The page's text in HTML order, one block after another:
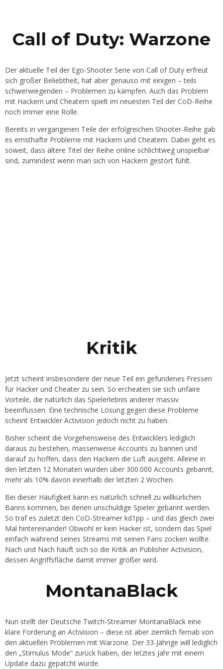
Call of Duty: Warzone
Der aktuelle Teil der Ego-Shooter Serie von Call of Duty erfreut
sich großer Beliebtheit, hat aber genauso mit einigen – teils
schwerwiegenden – Problemen zu kämpfen. Auch das Problem
mit Hackern und Cheatern spielt im neuesten Teil der CoD-Reihe
noch immer eine Rolle.
Bereits in vergangenen Teile der erfolgreichen Shooter-Reihe gab
es ernsthafte Probleme mit Hackern und Cheatern. Dabei geht es
soweit, dass ältere Titel der Reihe online schlichtweg unspielbar
sind, zumindest wenn man sich von Hackern gestört fühlt.
Kritik
Jetzt scheint insbesondere der neue Teil ein gefundenes Fressen
für Hacker und Cheater zu sein. So ercheaten sie sich unfaire
Vorteile, die natürlich das Spielerlebnis anderer massiv
beeinflussen. Eine technische Lösung gegen diese Probleme
scheint Entwickler Activision jedoch nicht zu haben.
Bisher scheint die Vorgehensweise des Entwicklers lediglich
daraus zu bestehen, massenweise Accounts zu bannen und
darauf zu hoffen, dass den Hackern die Luft ausgeht. Alleine in
den letzten 12 Monaten wurden über 300.000 Accounts gebannt,
mehr als 10% davon innerhalb der letzten 2 Wochen.
Bei dieser Häufigkeit kann es natürlich schnell zu willkürlichen
Banns kommen, bei denen unschuldige Spieler gebannt werden.
So traf es zuletzt den CoD-Streamer kd1pp – und das gleich zwei
Mal hintereinander! Obwohl er kein Hacker ist, sondern das Spiel
einfach während seines Streams mit seinen Fans zocken wollte.
Nach und Nach häuft sich so die Kritik an Publisher Activision,
dessen Angriffsfläche damit immer größer wird.
MontanaBlack
Nun stellt der Deutsche Twitch-Streamer MontanaBlack eine
klare Forderung an Activision – diese ist aber ziemlich fernab von
den aktuellen Problemen mit Warzone. Der 33-Jährige will lediglich
den „Stimulus Mode“ zurück haben, der letztes Jahr mit einem
Update dazu gepatcht wurde.